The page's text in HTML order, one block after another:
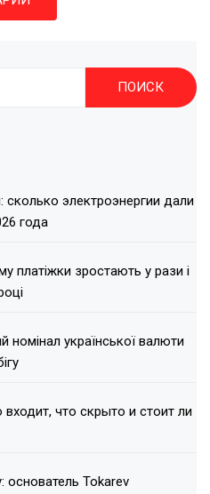
электроэнергии дали
года
платіжки зростають у рази і
номінал української валюти
что скрыто и стоит ли
основатель Tokarev